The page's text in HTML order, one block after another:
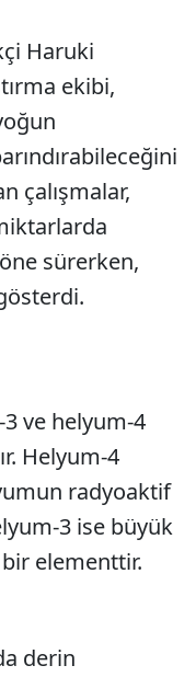
Haruki
ekibi,
çalışmalar,
sürerken,
ve helyum-4
Helyum-4
radyoaktif
3 ise büyük
elementtir.
derin